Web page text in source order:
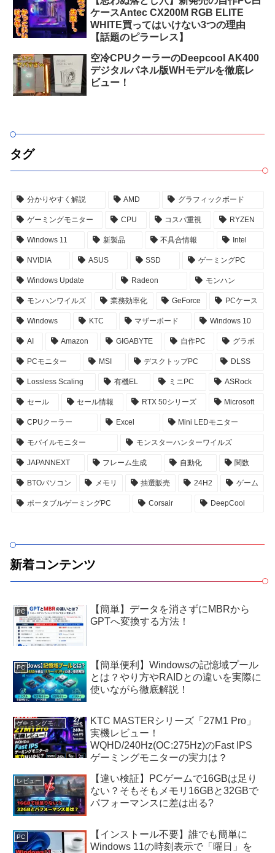
ケースAntec CX200M RGB ELITE
WHITE買ってはいけない3つの理由
【話題のピラーレス】
空冷CPUクーラーのDeepcool AK400
デジタルパネル版WHモデルを徹底レ
ビュー！
タグ
分かりやすく解説 AMD グラフィックボード
ゲーミングモニター CPU コスパ重視 RYZEN
Windows 11 新製品 不具合情報 Intel
NVIDIA ASUS SSD ゲーミングPC
Windows Update Radeon モンハン
モンハンワイルズ 業務効率化 GeForce PCケース
Windows KTC マザーボード Windows 10
AI Amazon GIGABYTE 自作PC グラボ
PCモニター MSI デスクトップPC DLSS
Lossless Scaling 有機EL ミニPC ASRock
セール セール情報 RTX 50シリーズ Microsoft
CPUクーラー Excel Mini LEDモニター
モバイルモニター モンスターハンターワイルズ
JAPANNEXT フレーム生成 自動化 関数
BTOパソコン メモリ 抽選販売 24H2 ゲーム
ポータブルゲーミングPC Corsair DeepCool
新着コンテンツ
PC
【簡単】データを消さずにMBRから
GPTへ変換する方法！
PC
【簡単便利】Windowsの記憶域プール
とは？やり方やRAIDとの違いを実際に
使いながら徹底解説！
ゲーミングモニター
KTC MASTERシリーズ「27M1 Pro」
実機レビュー！
WQHD/240Hz(OC:275Hz)のFast IPS
ゲーミングモニターの実力は？
レビュー
【違い検証】PCゲームで16GBは足り
ない？そもそもメモリ16GBと32GBで
パフォーマンスに差は出る?
PC
【インストール不要】誰でも簡単に
Windows 11の時刻表示で「曜日」を